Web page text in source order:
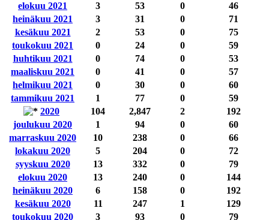
elokuu 2021
3 53 0
46
heinäkuu 2021
3 31 0
71
kesäkuu 2021
2 53 0
75
toukokuu 2021
0 24 0
59
huhtikuu 2021
0 74 0
53
maaliskuu 2021
0 41 0
57
helmikuu 2021
0 30 0
60
tammikuu 2021
1 77 0
59
2020
104 2,847 2
192
joulukuu 2020
1 94 0
60
marraskuu 2020
10 238 0
66
lokakuu 2020
5 204 0
72
syyskuu 2020
13 332 0
79
elokuu 2020
13 240 0
144
heinäkuu 2020
6 158 0
192
kesäkuu 2020
11 247 1
129
toukokuu 2020
3 93 0 79